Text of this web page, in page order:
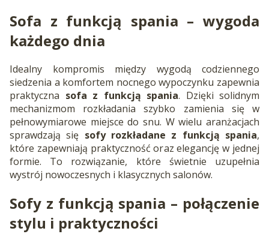
Sofa z funkcją spania – wygoda
każdego dnia
Idealny kompromis między wygodą codziennego
siedzenia a komfortem nocnego wypoczynku zapewnia
praktyczna sofa z funkcją spania. Dzięki solidnym
mechanizmom rozkładania szybko zamienia się w
pełnowymiarowe miejsce do snu. W wielu aranżacjach
sprawdzają się sofy rozkładane z funkcją spania,
które zapewniają praktyczność oraz elegancję w jednej
formie. To rozwiązanie, które świetnie uzupełnia
wystrój nowoczesnych i klasycznych salonów.
Sofy z funkcją spania – połączenie
stylu i praktyczności